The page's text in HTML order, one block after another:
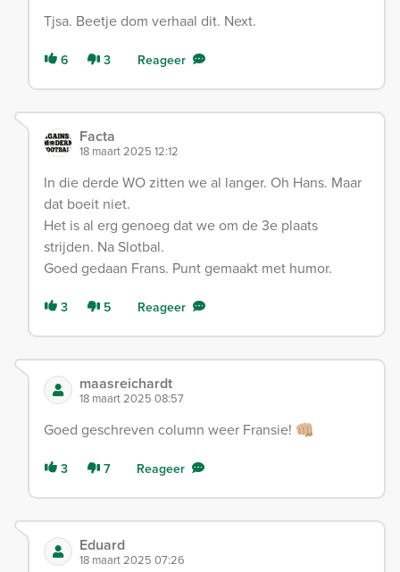
Tjsa. Beetje dom verhaal dit. Next.
6 3 Reageer
Facta
18 maart 2025 12:12
In die derde WO zitten we al langer. Oh Hans. Maar
dat boeit niet.
Het is al erg genoeg dat we om de 3e plaats
strijden. Na Slotbal.
Goed gedaan Frans. Punt gemaakt met humor.
3 5 Reageer
maasreichardt
18 maart 2025 08:57
Goed geschreven column weer Fransie! 👊🏼
3 7 Reageer
Eduard
18 maart 2025 07:26